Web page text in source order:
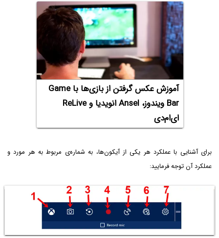
آموزش عکس گرفتن از بازی‌ها با Game
Bar‌ ویندوز، Ansel انویدیا و ReLive
ای‌ام‌دی
برای آشنایی با عملکرد هر یکی از آیکون‌ها، به شماره‌ی مربوط به هر مورد و
عملکرد آن توجه فرمایید: